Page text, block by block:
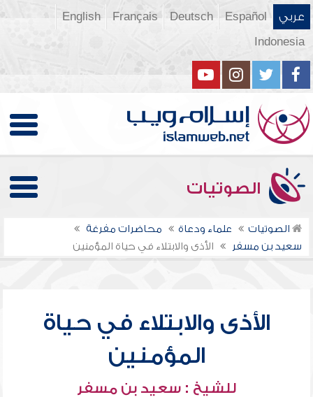
عربي Español
Deutsch
Français
English
Indonesia
الصوتيات
الصوتيات علماء ودعاة
محاضرات مفرغة
سعيد بن مسفر
الأذى والابتلاء في حياة المؤمنين
الأذى والابتلاء في حياة
المؤمنين
للشيخ : سعيد بن مسفر